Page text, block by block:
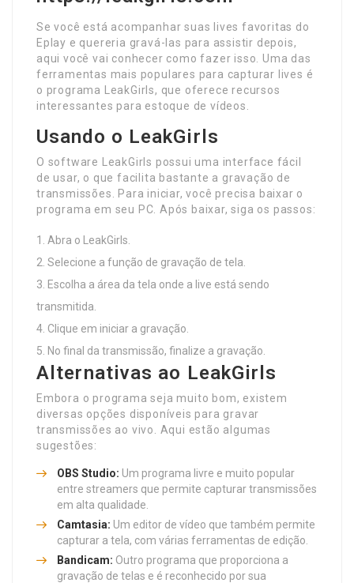
Se você está acompanhar suas lives favoritas do
Eplay e quereria gravá-las para assistir depois,
aqui você vai conhecer como fazer isso. Uma das
ferramentas mais populares para capturar lives é
o programa LeakGirls, que oferece recursos
interessantes para estoque de vídeos.
Usando o LeakGirls
O software LeakGirls possui uma interface fácil
de usar, o que facilita bastante a gravação de
transmissões. Para iniciar, você precisa baixar o
programa em seu PC. Após baixar, siga os passos:
Abra o LeakGirls.
Selecione a função de gravação de tela.
Escolha a área da tela onde a live está sendo
transmitida.
Clique em iniciar a gravação.
No final da transmissão, finalize a gravação.
Alternativas ao LeakGirls
Embora o programa seja muito bom, existem
diversas opções disponíveis para gravar
transmissões ao vivo. Aqui estão algumas
sugestões:
OBS Studio: Um programa livre e muito popular
entre streamers que permite capturar transmissões
em alta qualidade.
Camtasia: Um editor de vídeo que também permite
capturar a tela, com várias ferramentas de edição.
Bandicam: Outro programa que proporciona a
gravação de telas e é reconhecido por sua